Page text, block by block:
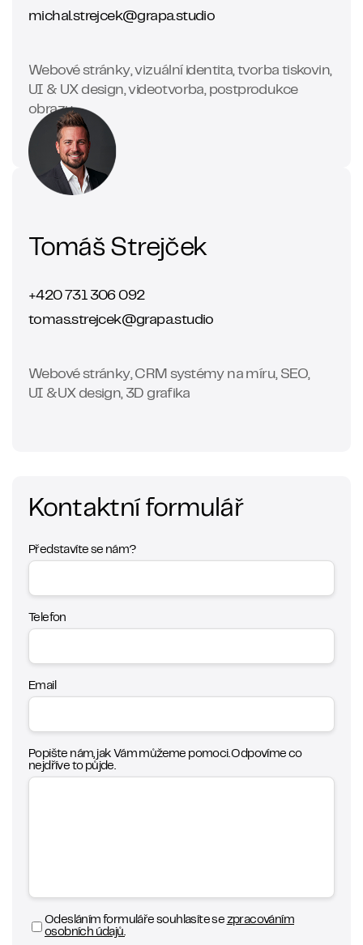
michal.strejcek@grapa.studio
Webové stránky, vizuální identita, tvorba tiskovin,
UI & UX design, videotvorba, postprodukce
obrazu
Tomáš Strejček
+420 731 306 092
tomas.strejcek@grapa.studio
Webové stránky, CRM systémy na míru, SEO,
UI &UX design, 3D grafika
Kontaktní formulář
Představíte se nám?
Telefon
Email
Popište nám, jak Vám můžeme pomoci. Odpovíme co
nejdříve to půjde.
Odesláním formuláře souhlasíte se zpracováním
osobních údajů.